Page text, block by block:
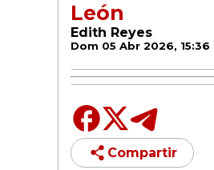
León
Edith Reyes
Dom 05 Abr 2026, 15:36
Compartir